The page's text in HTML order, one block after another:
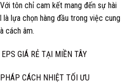
tôn chỉ cam kết mang đến sự hài
là lựa chọn hàng đầu trong việc cung
cách âm.
GIÁ RẺ TẠI MIỀN TÂY
CÁCH NHIỆT TỐI ƯU